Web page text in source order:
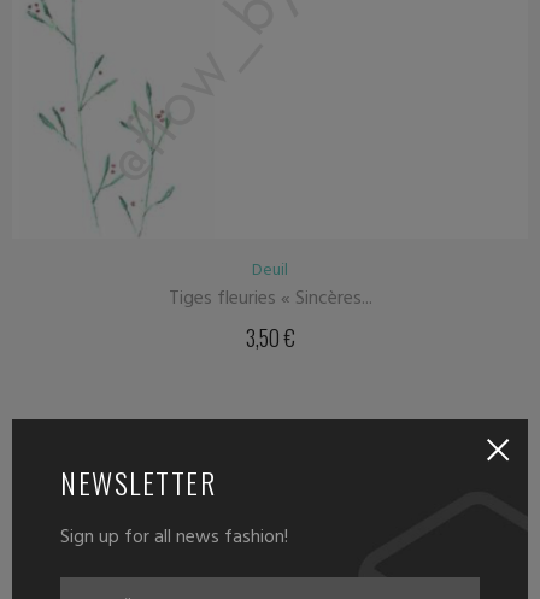
Deuil
Tiges fleuries « Sincères...
3,50€
NEWSLETTER
Sign up for all news fashion!